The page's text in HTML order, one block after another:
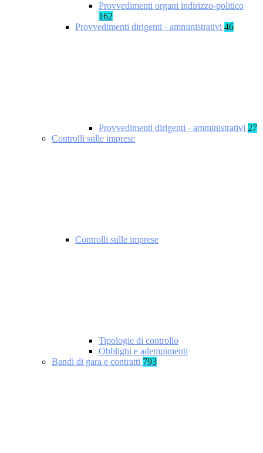
Provvedimenti organi indirizzo-politico
162
Provvedimenti dirigenti - amministrativi 46
Provvedimenti dirigenti - amministrativi 27
Controlli sulle imprese
Controlli sulle imprese
Tipologie di controllo
Obblighi e adempimenti
Bandi di gara e contratti 793